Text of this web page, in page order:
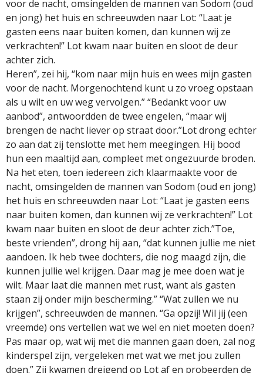
voor de nacht, omsingelden de mannen van Sodom (oud
en jong) het huis en schreeuwden naar Lot: “Laat je
gasten eens naar buiten komen, dan kunnen wij ze
verkrachten!” Lot kwam naar buiten en sloot de deur
achter zich.
Heren”, zei hij, “kom naar mijn huis en wees mijn gasten
voor de nacht. Morgenochtend kunt u zo vroeg opstaan
als u wilt en uw weg vervolgen.” “Bedankt voor uw
aanbod”, antwoordden de twee engelen, “maar wij
brengen de nacht liever op straat door.”Lot drong echter
zo aan dat zij tenslotte met hem meegingen. Hij bood
hun een maaltijd aan, compleet met ongezuurde broden.
Na het eten, toen iedereen zich klaarmaakte voor de
nacht, omsingelden de mannen van Sodom (oud en jong)
het huis en schreeuwden naar Lot: “Laat je gasten eens
naar buiten komen, dan kunnen wij ze verkrachten!” Lot
kwam naar buiten en sloot de deur achter zich.”Toe,
beste vrienden”, drong hij aan, “dat kunnen jullie me niet
aandoen. Ik heb twee dochters, die nog maagd zijn, die
kunnen jullie wel krijgen. Daar mag je mee doen wat je
wilt. Maar laat die mannen met rust, want als gasten
staan zij onder mijn bescherming.” “Wat zullen we nu
krijgen”, schreeuwden de mannen. “Ga opzij! Wil jij (een
vreemde) ons vertellen wat we wel en niet moeten doen?
Pas maar op, wat wij met die mannen gaan doen, zal nog
kinderspel zijn, vergeleken met wat we met jou zullen
doen.” Zij kwamen dreigend op Lot af en probeerden de